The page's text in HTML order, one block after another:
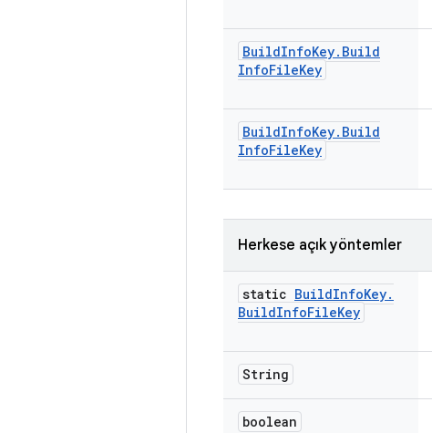
BuildInfoKey. Build
InfoFileKey
BuildInfoKey. Build
InfoFileKey
Herkese açık yöntemler
static BuildInfoKey.
BuildInfoFileKey
String
boolean